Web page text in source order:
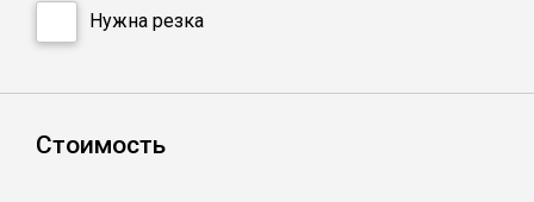
Столбы заборные
Нужна резка
Стоимость